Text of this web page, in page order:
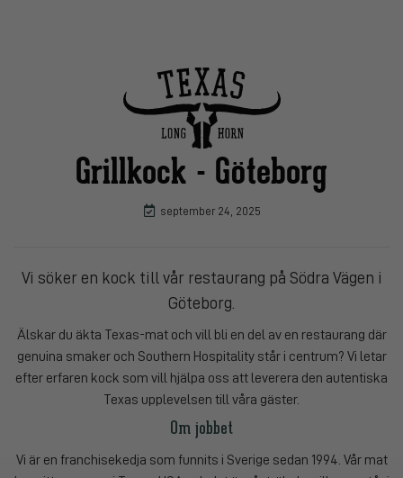
Grillkock - Göteborg
september 24, 2025
Vi söker en kock till vår restaurang på Södra Vägen i
Göteborg.
Älskar du äkta Texas-mat och vill bli en del av en restaurang där
genuina smaker och Southern Hospitality står i centrum? Vi letar
efter erfaren kock som vill hjälpa oss att leverera den autentiska
Texas upplevelsen till våra gäster.
Om jobbet
Vi är en franchisekedja som funnits i Sverige sedan 1994. Vår mat